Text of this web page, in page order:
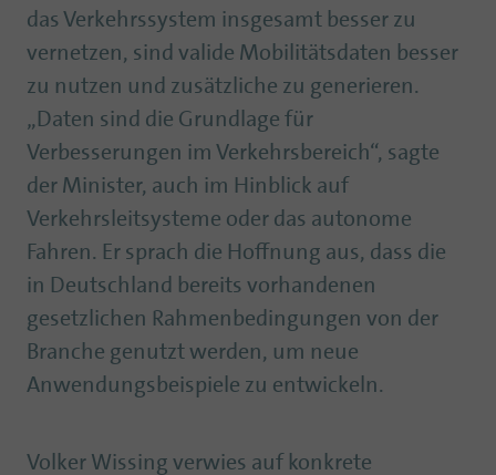
das Verkehrssystem insgesamt besser zu
vernetzen, sind valide Mobilitätsdaten besser
zu nutzen und zusätzliche zu generieren.
„Daten sind die Grundlage für
Verbesserungen im Verkehrsbereich“, sagte
der Minister, auch im Hinblick auf
Verkehrsleitsysteme oder das autonome
Fahren. Er sprach die Hoffnung aus, dass die
in Deutschland bereits vorhandenen
gesetzlichen Rahmenbedingungen von der
Branche genutzt werden, um neue
Anwendungsbeispiele zu entwickeln.
Volker Wissing verwies auf konkrete